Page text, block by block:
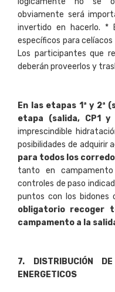
obviamente será
invertido en hacerlo. *
específicos para
Los participantes que
deberán proveerlos y
En las etapas 1ª y 2ª
etapa (salida, CP1 y
imprescindible
posibilidades de adquirir
para todos los
tanto en
controles de paso
puntos con los bidones
obligatorio recoger
campamento a la
7. DISTRIBUCIÓN
ENERGETICOS